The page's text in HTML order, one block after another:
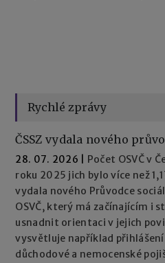
Rychlé zprávy
ČSSZ vydala nového
28. 07. 2026
Počet OSVČ v
roku 2025 jich bylo více než
vydala nového Průvodce
OSVČ, který má začínajícím i
usnadnit orientaci v jejich
vysvětluje například
důchodové a nemocenské